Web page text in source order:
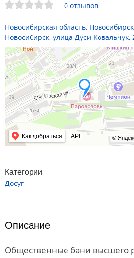
0 отзывов
Новосибирская область,
Новосибирск, улица Дуси Ковальчук,
©
Как добраться API
Категории
Досуг
Описание
Общественные бани высшего